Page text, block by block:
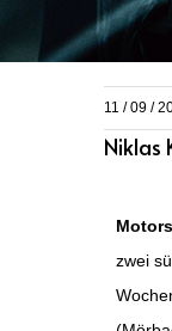
11 / 09 /
Niklas
zwei